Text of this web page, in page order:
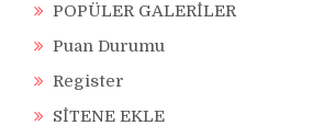
POPÜLER GALERİLER
Puan Durumu
Register
SİTENE EKLE